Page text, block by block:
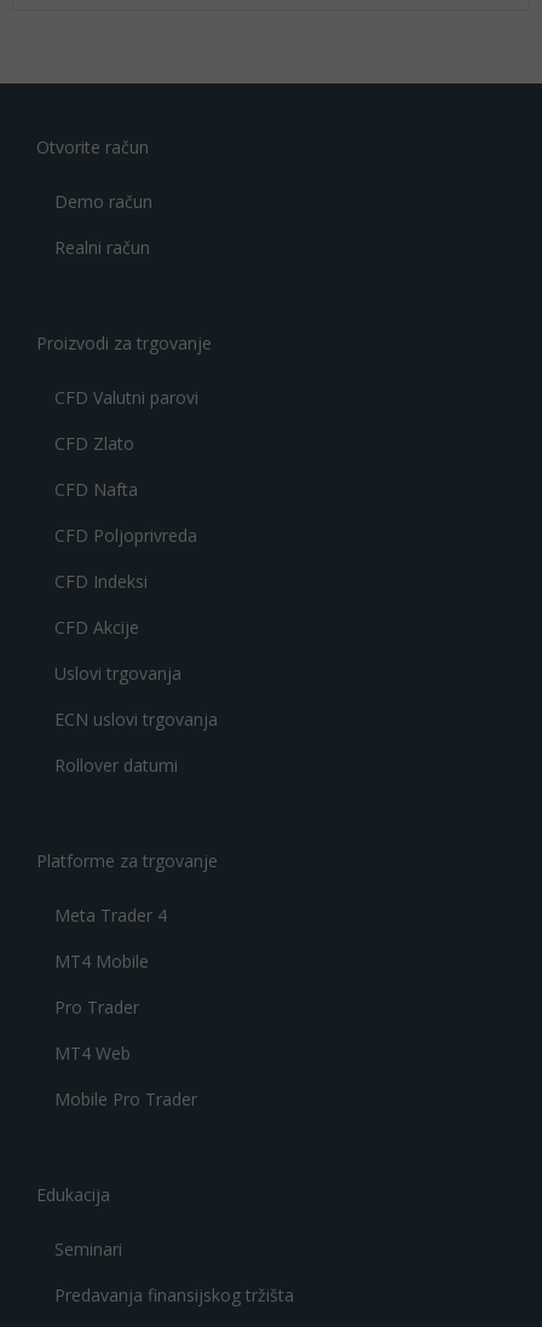
istorijskih
ranije ove...
Otvorite račun
Demo račun
Realni račun
Proizvodi za trgovanje
CFD Valutni parovi
CFD Zlato
CFD Nafta
CFD Poljoprivreda
CFD Indeksi
CFD Akcije
Uslovi trgovanja
ECN uslovi trgovanja
Rollover datumi
Platforme za trgovanje
Meta Trader 4
MT4 Mobile
Pro Trader
MT4 Web
Mobile Pro Trader
Edukacija
Seminari
Predavanja finansijskog tržišta